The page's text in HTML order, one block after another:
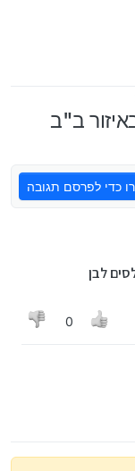
ב"ב
כדי לפרסם תגובה
לבן
0